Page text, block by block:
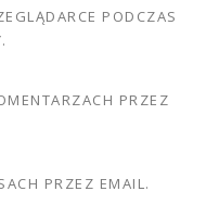
PODCZAS
PRZEZ
PRZEZ EMAIL.